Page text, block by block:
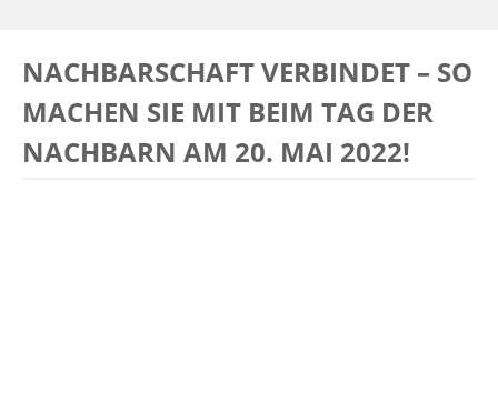
NACHBARSCHAFT VERBINDET – SO
MACHEN SIE MIT BEIM TAG DER
NACHBARN AM 20. MAI 2022!